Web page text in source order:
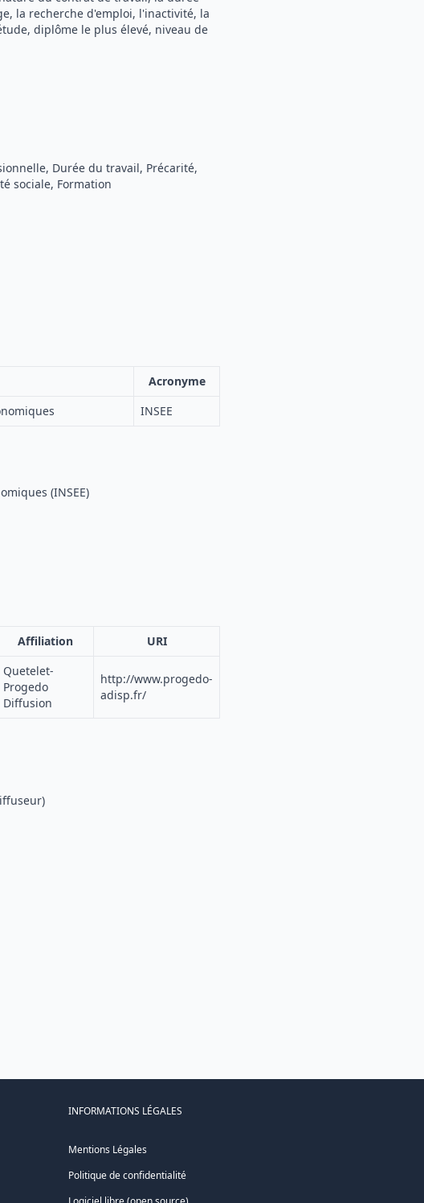
la recherche d'emploi, l'inactivité, la
diplôme le plus élevé, niveau de
Durée du travail, Précarité,
sociale, Formation
Acronyme
INSEE
(INSEE)
Affiliation URI
Quetelet-
Progedo
Diffusion
http://www.progedo-
adisp.fr/
INFORMATIONS LÉGALES
Mentions Légales
Politique de confidentialité